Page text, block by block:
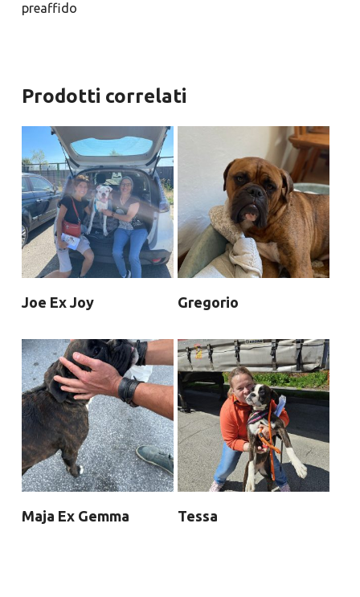
preaffido
Prodotti correlati
Joe Ex Joy Gregorio
Maja Ex Gemma Tessa